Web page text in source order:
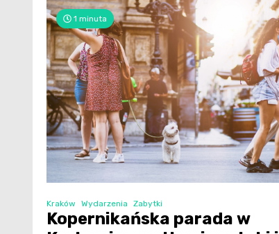
1 minuta
Kraków Wydarzenia Zabytki
Kopernikańska parada w